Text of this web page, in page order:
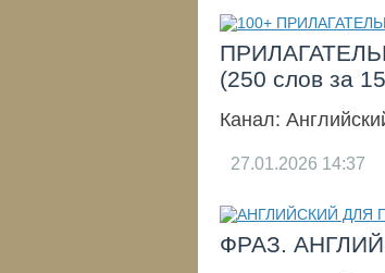
(250 слов за
Канал:
27.01.2026 14:37
ФРАЗ.